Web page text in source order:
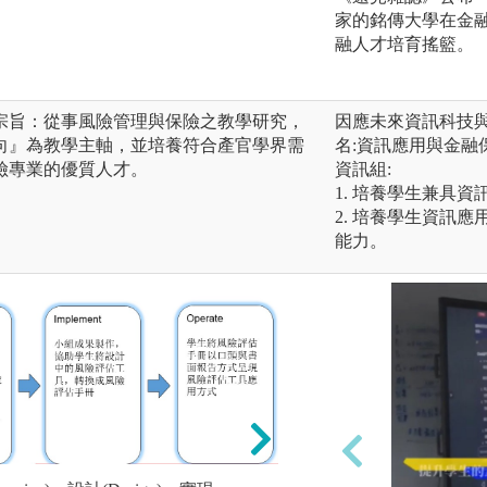
家的銘傳大學在金
融人才培育搖籃。
：從事風險管理與保險之教學研究，
為教學主軸，並培養符合產官學界需
業的優質人才。
因應未來資訊科技
名:資訊應用與金融
資訊組:
1. 培養學生兼具資
2. 培養學生資訊應
能力。